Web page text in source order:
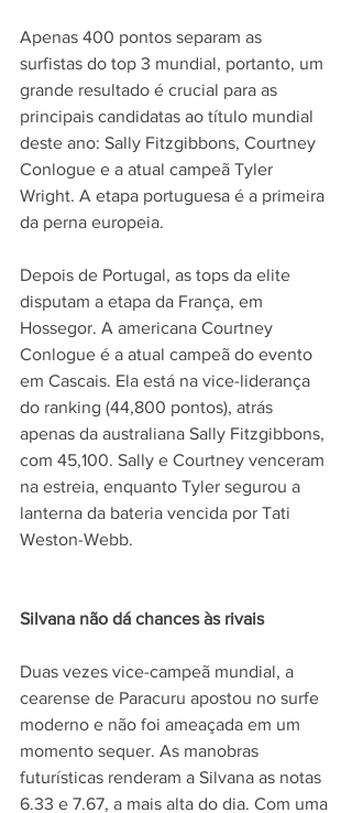
Apenas 400 pontos separam as
surfistas do top 3 mundial, portanto, um
grande resultado é crucial para as
principais candidatas ao título mundial
deste ano: Sally Fitzgibbons, Courtney
Conlogue e a atual campeã Tyler
Wright. A etapa portuguesa é a primeira
da perna europeia.
Depois de Portugal, as tops da elite
disputam a etapa da França, em
Hossegor. A americana Courtney
Conlogue é a atual campeã do evento
em Cascais. Ela está na vice-liderança
do ranking (44,800 pontos), atrás
apenas da australiana Sally Fitzgibbons,
com 45,100. Sally e Courtney venceram
na estreia, enquanto Tyler segurou a
lanterna da bateria vencida por Tati
Weston-Webb.
Silvana não dá chances às rivais
Duas vezes vice-campeã mundial, a
cearense de Paracuru apostou no surfe
moderno e não foi ameaçada em um
momento sequer. As manobras
futurísticas renderam a Silvana as notas
6.33 e 7.67, a mais alta do dia. Com uma